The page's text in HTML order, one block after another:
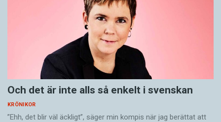
Och det är inte alls så enkelt i svenskan
KRÖNIKOR
”Ehh, det blir väl äckligt”, säger min kompis när jag berättat att